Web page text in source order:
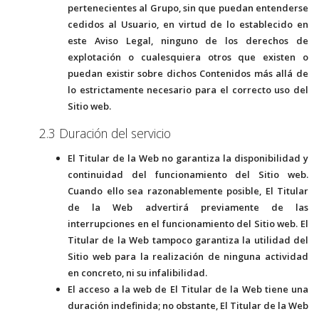
pertenecientes al Grupo, sin que puedan entenderse
cedidos al Usuario, en virtud de lo establecido en
este Aviso Legal, ninguno de los derechos de
explotación o cualesquiera otros que existen o
puedan existir sobre dichos Contenidos más allá de
lo estrictamente necesario para el correcto uso del
Sitio web.
2.3 Duración del servicio
El Titular de la Web no garantiza la disponibilidad y
continuidad del funcionamiento del Sitio web.
Cuando ello sea razonablemente posible, El Titular
de la Web advertirá previamente de las
interrupciones en el funcionamiento del Sitio web. El
Titular de la Web tampoco garantiza la utilidad del
Sitio web para la realización de ninguna actividad
en concreto, ni su infalibilidad.
El acceso a la web de El Titular de la Web tiene una
duración indefinida; no obstante, El Titular de la Web